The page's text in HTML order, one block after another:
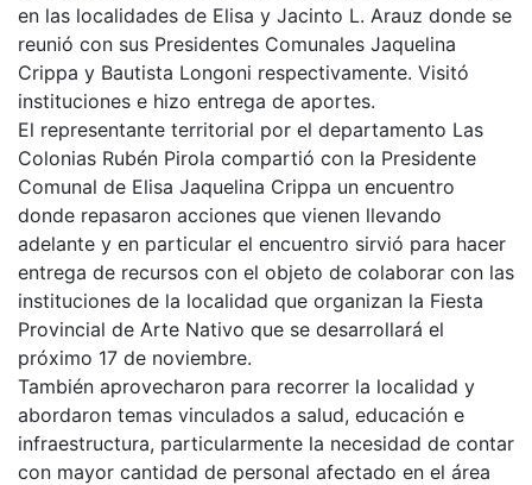
en las localidades de Elisa y Jacinto L. Arauz donde se
reunió con sus Presidentes Comunales Jaquelina
Crippa y Bautista Longoni respectivamente. Visitó
instituciones e hizo entrega de aportes.
El representante territorial por el departamento Las
Colonias Rubén Pirola compartió con la Presidente
Comunal de Elisa Jaquelina Crippa un encuentro
donde repasaron acciones que vienen llevando
adelante y en particular el encuentro sirvió para hacer
entrega de recursos con el objeto de colaborar con las
instituciones de la localidad que organizan la Fiesta
Provincial de Arte Nativo que se desarrollará el
próximo 17 de noviembre.
También aprovecharon para recorrer la localidad y
abordaron temas vinculados a salud, educación e
infraestructura, particularmente la necesidad de contar
con mayor cantidad de personal afectado en el área